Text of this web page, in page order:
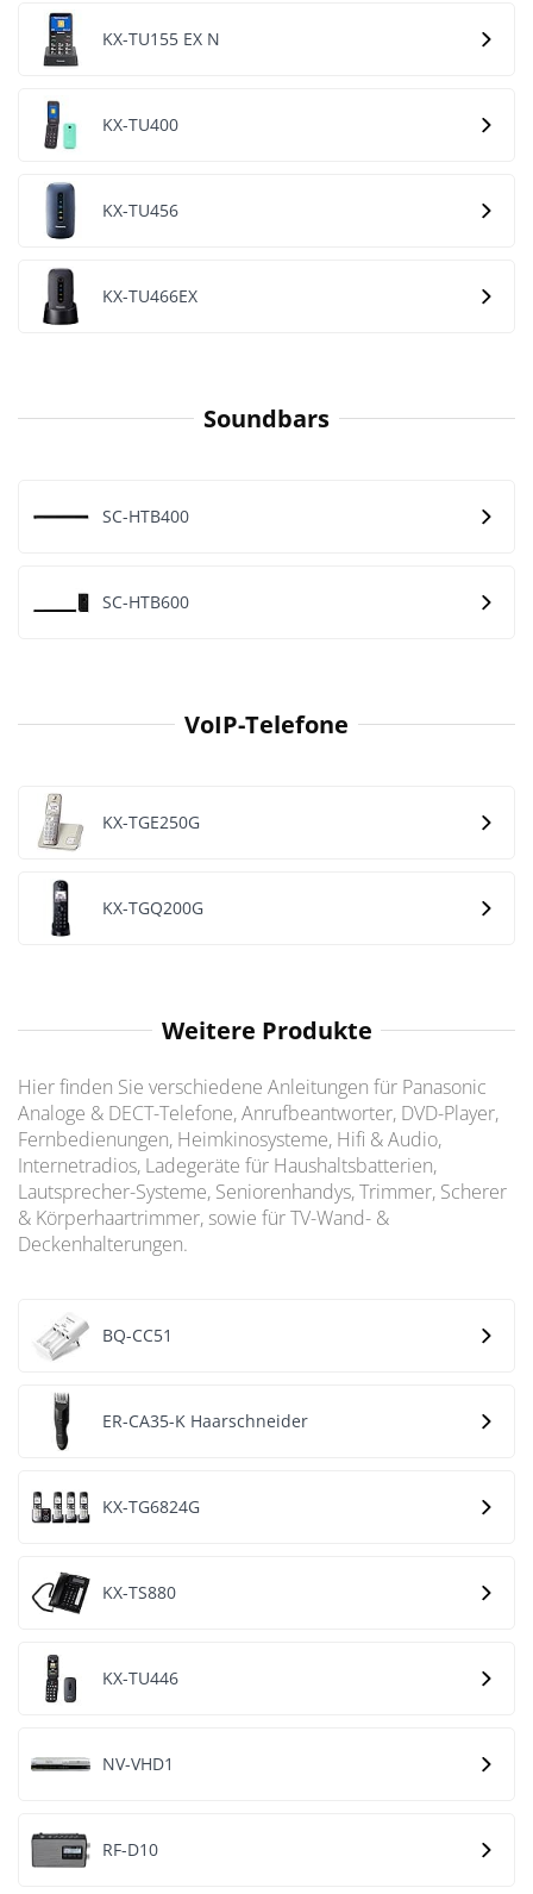
KX-TU155 EX N
KX-TU400
KX-TU456
KX-TU466EX
Soundbars
SC-HTB400
SC-HTB600
VoIP-Telefone
KX-TGE250G
KX-TGQ200G
Weitere Produkte
Hier finden Sie verschiedene Anleitungen für Panasonic
Analoge & DECT-Telefone, Anrufbeantworter, DVD-Player,
Fernbedienungen, Heimkinosysteme, Hifi & Audio,
Internetradios, Ladegeräte für Haushaltsbatterien,
Lautsprecher-Systeme, Seniorenhandys, Trimmer, Scherer
& Körperhaartrimmer, sowie für TV-Wand- &
Deckenhalterungen.
BQ-CC51
ER-CA35-K Haarschneider
KX-TG6824G
KX-TS880
KX-TU446
NV-VHD1
RF-D10